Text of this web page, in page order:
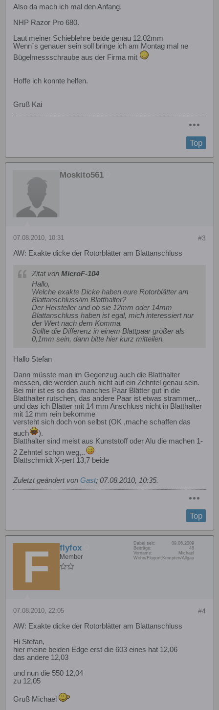
Also da mach ich mal den Anfang.
NHP Razor Pro 680.
Laut meiner Schieblehre beide genau 12.02mm
Wenn´s genauer sein soll bringe ich am Montag mal ne
Bügelmessschraube aus der Firma mit
Hoffe ich konnte helfen.
Gruß Kai
Top
Moskito561
#3
07.08.2010, 10:31
AW: Exakte dicke der Rotorblätter am Blattanschluss
Zitat von MicroF-104
Hallo,
Welche exakte Dicke haben eure Rotorblätter am
Blattanschluss/im Blatthalter?
Der Hersteller und ob sie 12mm oder 14mm
Blattanschluss haben ist egal, mich interessiert nur
der Wert nach dem Komma.
Sollte die Differenz in einem Blattpaar größer als
0,1mm sein, dann bitte hier kurz mitteilen.
Hallo Stefan
Dann müsste man im Gegenzug auch die Blatthalter
messen, die werden auch nicht auf ein Zehntel genau sein.
Bei mir ist es so das manches Paar Blätter gut in die
Blatthalter rutschen, das andere Paar ist etwas strammer,..
und das ich Blätter mit 14 mm Anschluss nicht in Blatthalter
mit 12 mm rein bekomme
versteht sich doch von selbst (OK ,mache schaffen das
auch
).
Blatthalter sind meist aus Kunststoff oder Alu die machen 1-
2 Zehntel schon weg,..
Blattschmidt X-pert 13,7 beide
Zuletzt geändert von Gast; 07.08.2010, 10:35.
Top
flyfox
Member
Dabei seit:
09.06.2009
Beiträge:
48
Vorname:
Michael
Wohn/Flugort: Kempten/Allgäu
#4
07.08.2010, 22:05
AW: Exakte dicke der Rotorblätter am Blattanschluss
Hi Stefan,
hier meine beiden Edge erst die 603 eines hat 12,06
das andere 12,03
und nun die 550 12,04
zu 12,05
Gruß Michael